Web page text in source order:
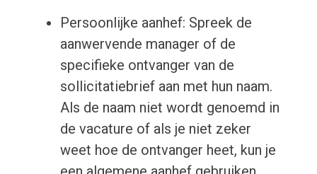
Persoonlijke aanhef: Spreek de
aanwervende manager of de
specifieke ontvanger van de
sollicitatiebrief aan met hun naam.
Als de naam niet wordt genoemd in
de vacature of als je niet zeker
weet hoe de ontvanger heet, kun je